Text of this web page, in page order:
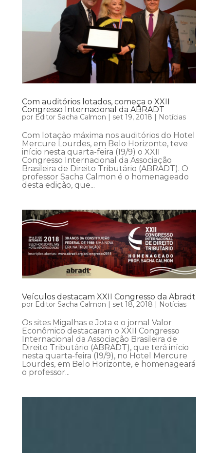
Com auditórios lotados, começa o XXII
Congresso Internacional da ABRADT
por Editor Sacha Calmon set 19, 2018 Notícias
Com lotação máxima nos auditórios do Hotel
Mercure Lourdes, em Belo Horizonte, teve
início nesta quarta-feira (19/9) o XXII
Congresso Internacional da Associação
Brasileira de Direito Tributário (ABRADT). O
professor Sacha Calmon é o homenageado
desta edição, que...
Veículos destacam XXII Congresso da Abradt
por Editor Sacha Calmon | set 18, 2018 | Notícias
Os sites Migalhas e Jota e o jornal Valor
Econômico destacaram o XXII Congresso
Internacional da Associação Brasileira de
Direito Tributário (ABRADT), que terá início
nesta quarta-feira (19/9), no Hotel Mercure
Lourdes, em Belo Horizonte, e homenageará
o professor...